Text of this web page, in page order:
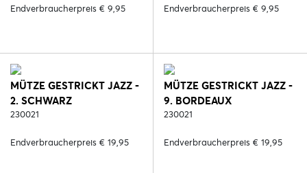
Endverbraucherpreis € 9,95 Endverbraucherpreis € 9,95
MÜTZE GESTRICKT JAZZ -
2. SCHWARZ
230021
Endverbraucherpreis € 19,95
MÜTZE GESTRICKT JAZZ -
9. BORDEAUX
230021
Endverbraucherpreis € 19,95